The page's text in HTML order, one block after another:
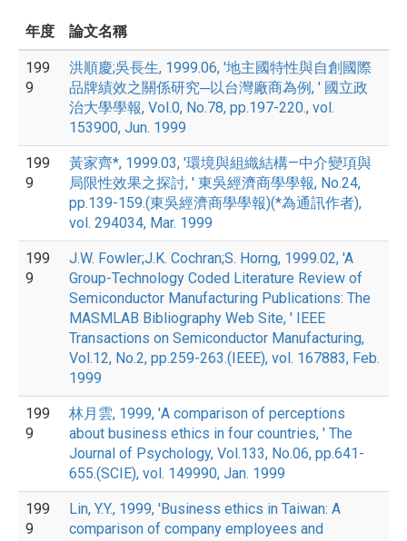
年度 論文名稱
199
9
洪順慶;吳長生, 1999.06, '地主國特性與自創國際
品牌績效之關係研究─以台灣廠商為例, ' 國立政
治大學學報, Vol.0, No.78, pp.197-220., vol.
153900, Jun. 1999
199
9
黃家齊*, 1999.03, '環境與組織結構—中介變項與
局限性效果之探討, ' 東吳經濟商學學報, No.24,
pp.139-159.(東吳經濟商學學報)(*為通訊作者),
vol. 294034, Mar. 1999
199
9
J.W. Fowler;J.K. Cochran;S. Horng, 1999.02, 'A
Group-Technology Coded Literature Review of
Semiconductor Manufacturing Publications: The
MASMLAB Bibliography Web Site, ' IEEE
Transactions on Semiconductor Manufacturing,
Vol.12, No.2, pp.259-263.(IEEE), vol. 167883, Feb.
1999
199
9
林月雲, 1999, 'A comparison of perceptions
about business ethics in four countries, ' The
Journal of Psychology, Vol.133, No.06, pp.641-
655.(SCIE), vol. 149990, Jan. 1999
199
9
Lin, Y.Y., 1999, 'Business ethics in Taiwan: A
comparison of company employees and